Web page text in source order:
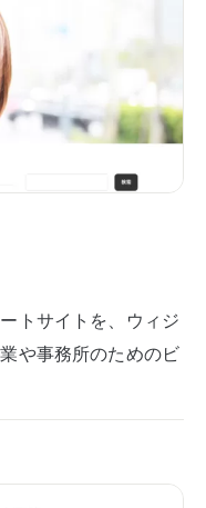
トサイトを、ウィジ
や事務所のためのビ